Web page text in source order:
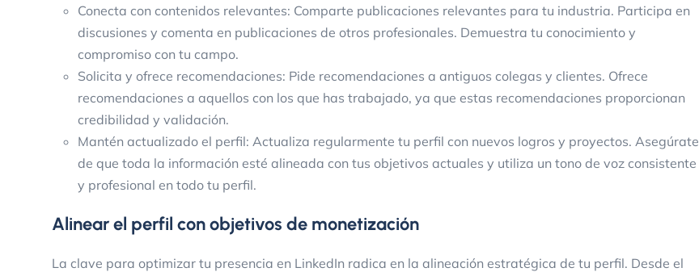
Conecta con contenidos relevantes: Comparte publicaciones relevantes para tu industria. Participa en
discusiones y comenta en publicaciones de otros profesionales. Demuestra tu conocimiento y
compromiso con tu campo.
Solicita y ofrece recomendaciones: Pide recomendaciones a antiguos colegas y clientes. Ofrece
recomendaciones a aquellos con los que has trabajado, ya que estas recomendaciones proporcionan
credibilidad y validación.
Mantén actualizado el perfil: Actualiza regularmente tu perfil con nuevos logros y proyectos. Asegúrate
de que toda la información esté alineada con tus objetivos actuales y utiliza un tono de voz consistente
y profesional en todo tu perfil.
Alinear el perfil con objetivos de monetización
La clave para optimizar tu presencia en LinkedIn radica en la alineación estratégica de tu perfil. Desde el